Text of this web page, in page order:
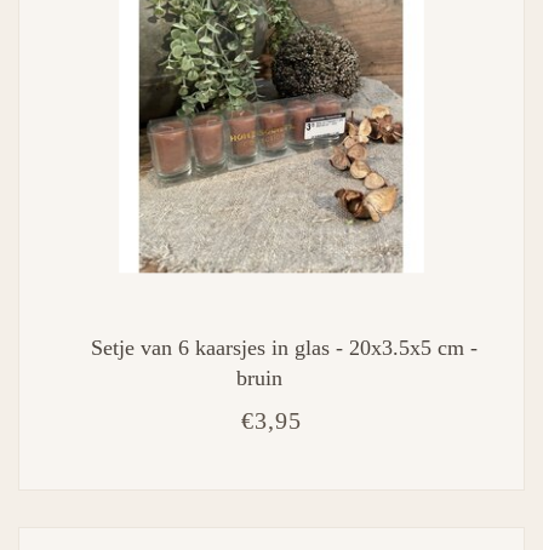
Setje van 6 kaarsjes in glas - 20x3.5x5 cm -
bruin
€3,95